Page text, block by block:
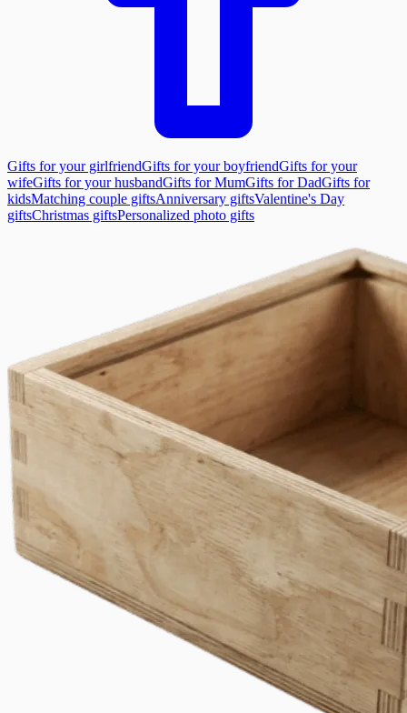
Gifts for your girlfriendGifts for your boyfriendGifts for your
wifeGifts for your husbandGifts for MumGifts for DadGifts for
kidsMatching couple giftsAnniversary giftsValentine's Day
giftsChristmas giftsPersonalized photo gifts